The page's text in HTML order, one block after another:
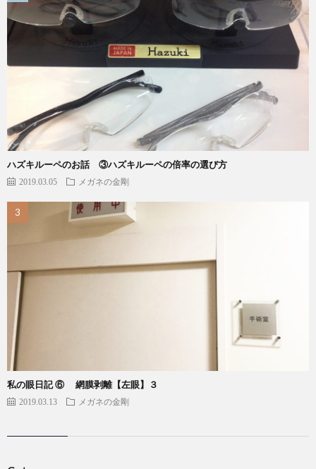
ハズキルーペのお話 ③ハズキルーペの倍率の選び方
2019.03.05 メガネの金剛
私の眼日記 ⑥ 網膜剥離【左眼】３
2019.03.13 メガネの金剛